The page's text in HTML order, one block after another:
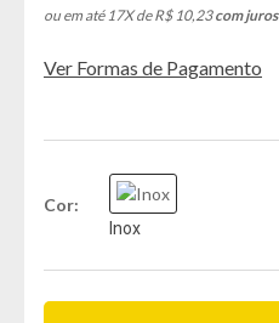
ou em até 17X de R$ 10,23com juros
Ver Formas de Pagamento
Cor
Inox